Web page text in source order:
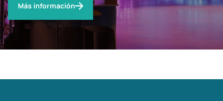
Más información